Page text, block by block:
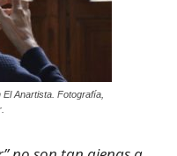
Anartista. Fotografía,